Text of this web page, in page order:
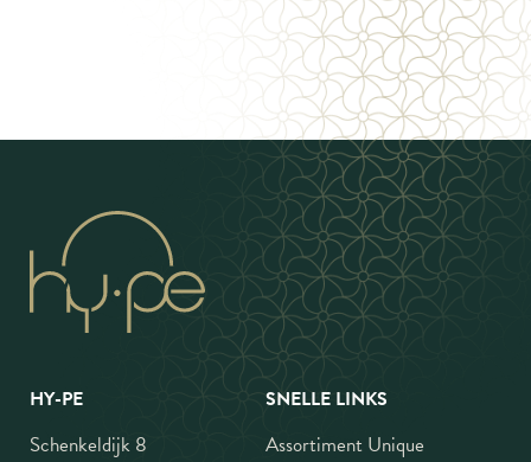
HY-PE
Schenkeldijk 8
SNELLE LINKS
Assortiment Unique